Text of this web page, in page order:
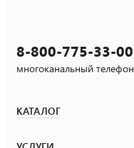
8-800-775-33-00
многоканальный телефон
КАТАЛОГ